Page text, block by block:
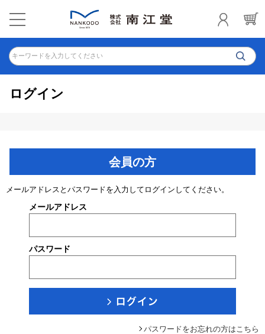
キーワードを入力してください
ログイン
会員の方
メールアドレスとパスワードを入力してログインしてください。
メールアドレス
パスワード
パスワードをお忘れの方はこちら